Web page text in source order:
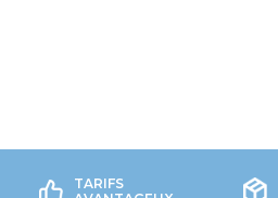
TARIFS